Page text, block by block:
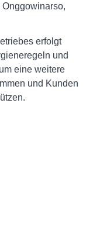
erfolgt
und
eine weitere
und Kunden